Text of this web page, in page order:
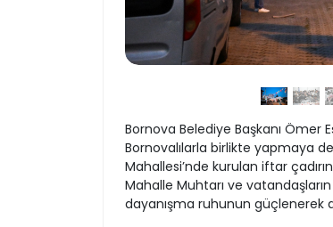
Bornova Belediye Başkanı Ömer
Bornovalılarla birlikte yapmaya
Mahallesi’nde kurulan iftar
Mahalle Muhtarı ve
dayanışma ruhunun güçlenerek